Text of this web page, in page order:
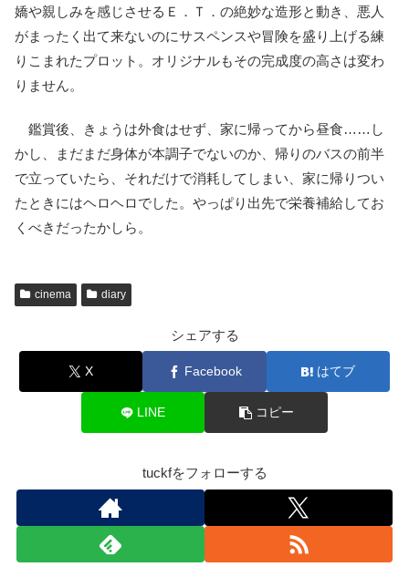
嬌や親しみを感じさせるＥ．Ｔ．の絶妙な造形と動き、悪人
がまったく出て来ないのにサスペンスや冒険を盛り上げる練
りこまれたプロット。オリジナルもその完成度の高さは変わ
りません。
鑑賞後、きょうは外食はせず、家に帰ってから昼食……し
かし、まだまだ身体が本調子でないのか、帰りのバスの前半
で立っていたら、それだけで消耗してしまい、家に帰りつい
たときにはヘロヘロでした。やっぱり出先で栄養補給してお
くべきだったかしら。
cinema diary
シェアする
X Facebook はてブ
LINE コピー
tuckfをフォローする